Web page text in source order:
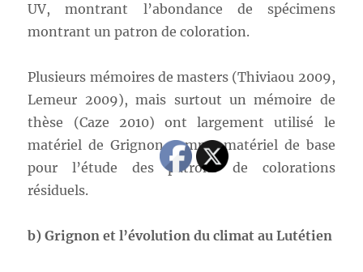
UV, montrant l’abondance de spécimens
montrant un patron de coloration.
Plusieurs mémoires de masters (Thiviaou 2009,
Lemeur 2009), mais surtout un mémoire de
thèse (Caze 2010) ont largement utilisé le
matériel de Grignon comme matériel de base
pour l’étude des patrons de colorations
résiduels.
b)Grignon et l’évolution du climat au Lutétien